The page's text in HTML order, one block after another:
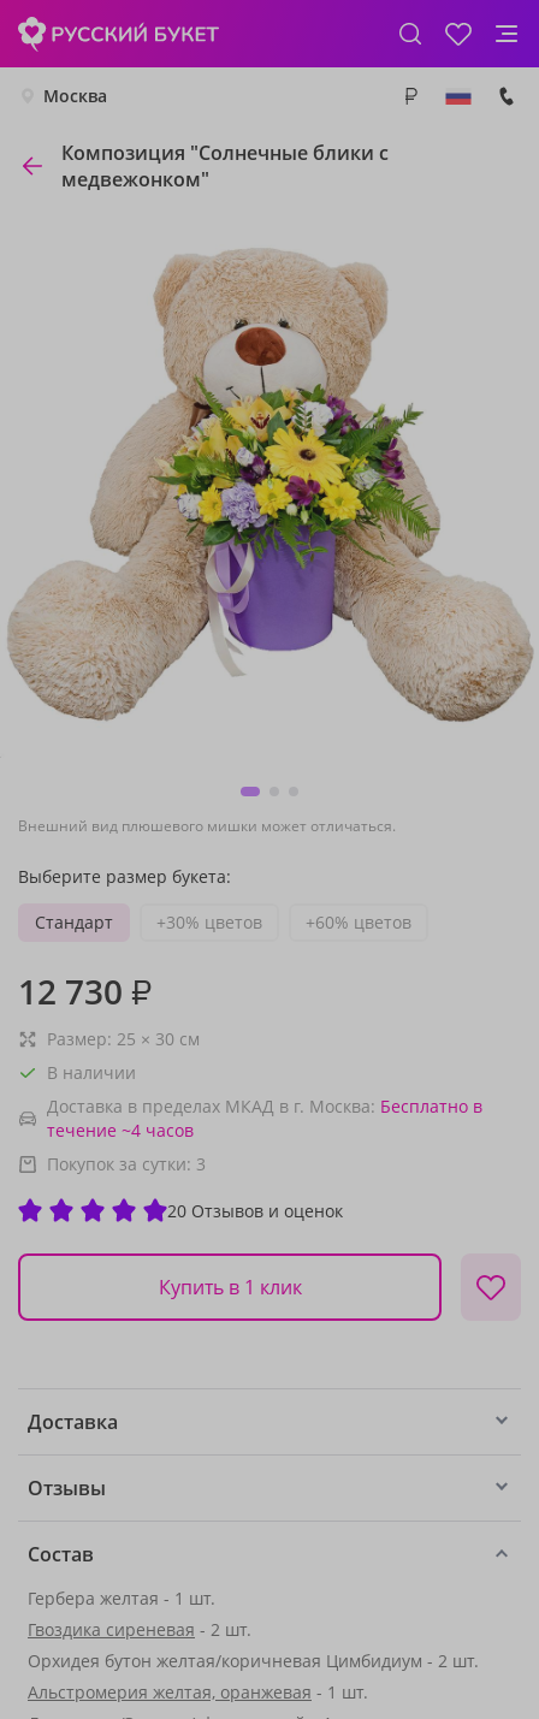
Москва
Композиция "Солнечные блики с
медвежонком"
Внешний вид плюшевого мишки может отличаться.
Выберите размер букета:
Стандарт
+30% цветов +60% цветов
12 730 ₽
Размер: 25 × 30 см
В наличии
Доставка в пределах МКАД в г. Москва: Бесплатно в
течение ~4 часов
Покупок за сутки: 3
20 Отзывов и оценок
Купить в 1 клик
Доставка
Отзывы
Состав
Гербера желтая - 1 шт.
Гвоздика сиреневая - 2 шт.
Орхидея бутон желтая/коричневая Цимбидиум - 2 шт.
Альстромерия желтая, оранжевая - 1 шт.